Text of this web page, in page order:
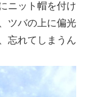
ニット帽を付け
ツバの上に偏光
忘れてしまうん